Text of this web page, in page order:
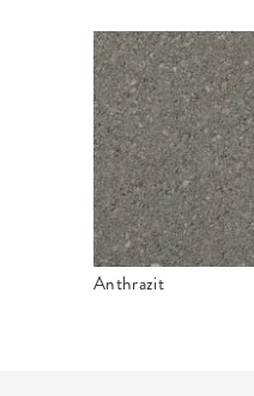
Anthrazit